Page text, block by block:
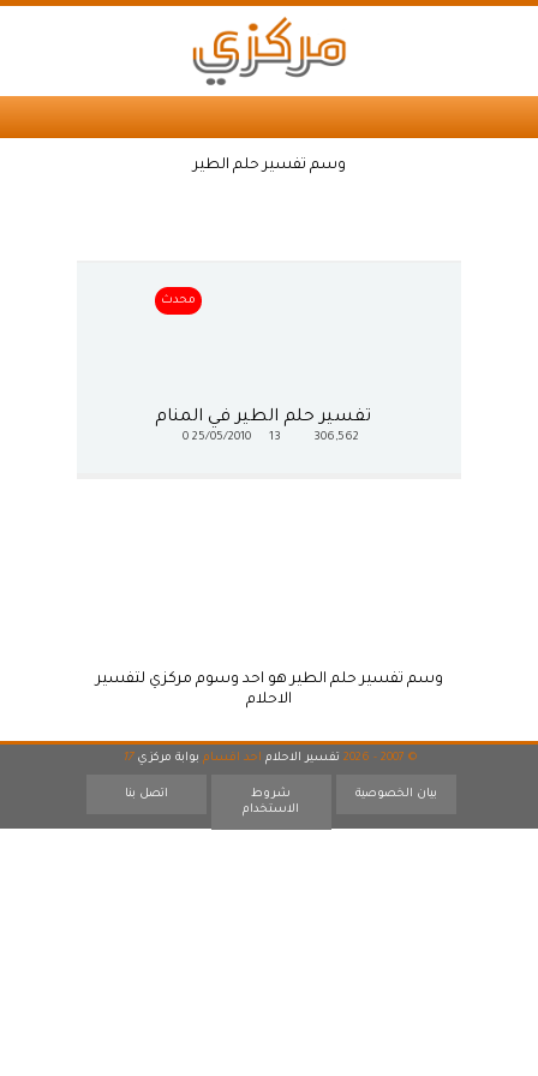
وسم تفسير حلم الطير
محدث
تفسير حلم الطير في المنام
306,562
25/05/2010
0
وسم تفسير حلم الطير هو احد وسوم مركزي لتفسير
الاحلام
© 2007 - 2026 تفسير الاحلام احد اقسام بوابة مركزي 17
بيان الخصوصية
شروط
الاستخدام
اتصل بنا